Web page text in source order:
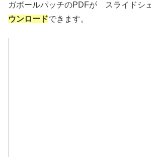
ガボールパッチのPDFが スライドシ
ウンロードできます。